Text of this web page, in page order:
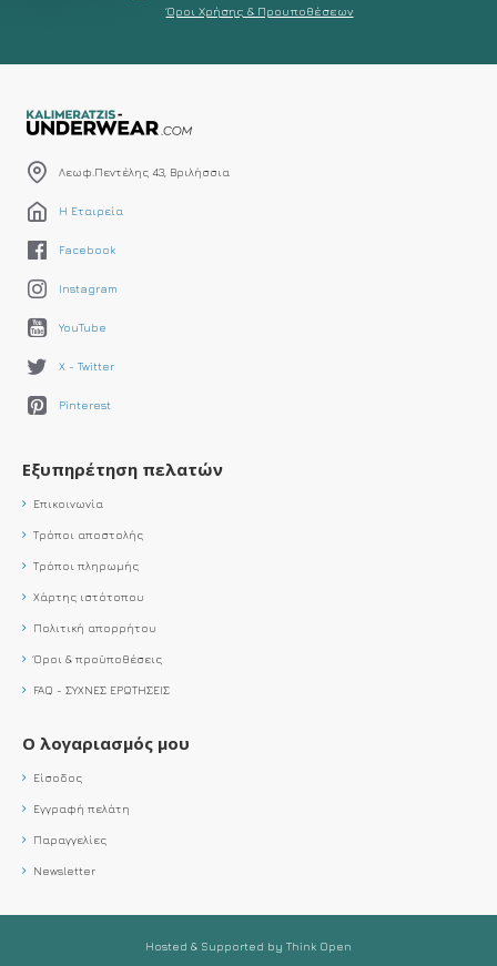
Όροι Χρήσης & Προυποθέσεων
Λεωφ.Πεντέλης 43, Βριλήσσια
Η Εταιρεία
Facebook
Instagram
YouTube
X - Twitter
Pinterest
Εξυπηρέτηση πελατών
Επικοινωνία
Τρόποι αποστολής
Τρόποι πληρωμής
Χάρτης ιστότοπου
Πολιτική απορρήτου
Όροι & προϋποθέσεις
FAQ - ΣΥΧΝΕΣ ΕΡΩΤΗΣΕΙΣ
Ο λογαριασμός μου
Είσοδος
Εγγραφή πελάτη
Παραγγελίες
Newsletter
Hosted & Supported by Think Open